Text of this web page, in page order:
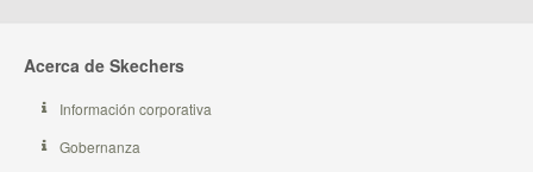
Acerca de Skechers
Información corporativa
Gobernanza